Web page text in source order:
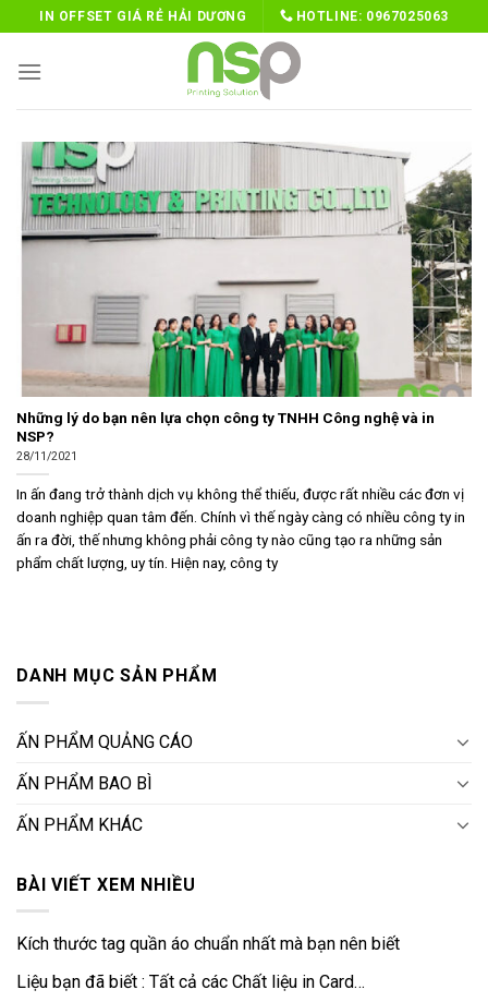
to
content
IN OFFSET GIÁ RẺ HẢI DƯƠNG HOTLINE: 0967025063
DANH MỤC SẢN PHẨM
ẤN PHẨM QUẢNG CÁO
ẤN PHẨM BAO BÌ
ẤN PHẨM KHÁC
BÀI VIẾT XEM NHIỀU
Kích thước tag quần áo chuẩn nhất mà bạn nên biết
Liệu bạn đã biết : Tất cả các Chất liệu in Card…
Những lý do bạn nên lựa chọn công ty TNHH Công nghệ và in
NSP?
28/11/2021
In ấn đang trở thành dịch vụ không thể thiếu, được rất nhiều các đơn vị
doanh nghiệp quan tâm đến. Chính vì thế ngày càng có nhiều công ty in
ấn ra đời, thế nhưng không phải công ty nào cũng tạo ra những sản
phẩm chất lượng, uy tín. Hiện nay, công ty